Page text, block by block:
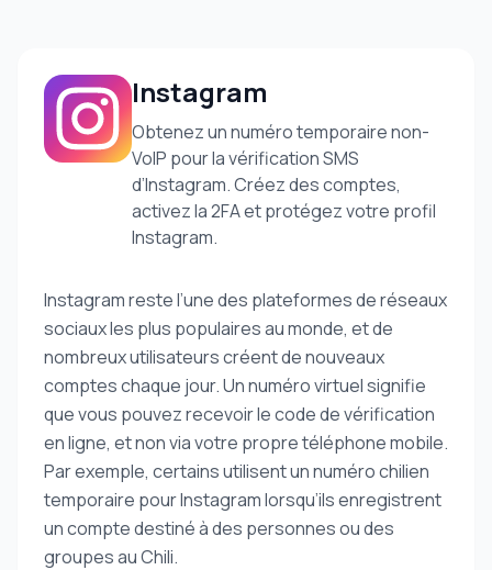
Instagram
Obtenez un numéro temporaire non-
VoIP pour la vérification SMS
d’Instagram. Créez des comptes,
activez la 2FA et protégez votre profil
Instagram.
Instagram reste l’une des plateformes de réseaux
sociaux les plus populaires au monde, et de
nombreux utilisateurs créent de nouveaux
comptes chaque jour. Un numéro virtuel signifie
que vous pouvez recevoir le code de vérification
en ligne, et non via votre propre téléphone mobile.
Par exemple, certains utilisent un numéro chilien
temporaire pour Instagram lorsqu’ils enregistrent
un compte destiné à des personnes ou des
groupes au Chili.